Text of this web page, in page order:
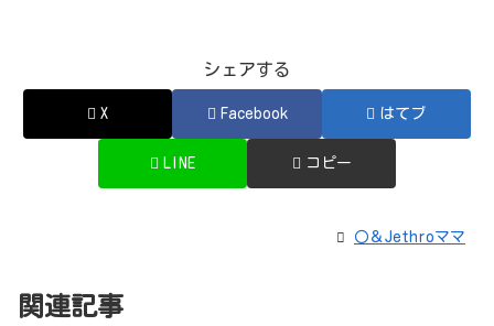
シェアする
X Facebook はてブ
LINE コピー
〇＆Jethroママ
関連記事